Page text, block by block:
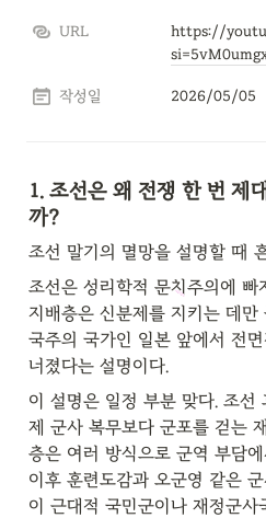
URL
https://
작성일 2026/05/05
1. 조선은 왜 전쟁 한 번 제
까?
조선 말기의 멸망을 설명할 때
조선은 성리학적 문치주의에 빠
지배층은 신분제를 지키는 데만
국주의 국가인 일본 앞에서 전
너졌다는 설명이다.
이 설명은 일정 부분 맞다. 조선
제 군사 복무보다 군포를 걷는
층은 여러 방식으로 군역 부담
이후 훈련도감과 오군영 같은
이 근대적 국민군이나 재정군